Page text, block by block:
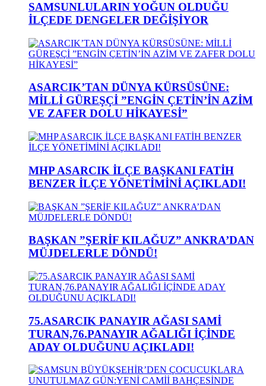
SAMSUNLULARIN YOĞUN OLDUĞU
İLÇEDE DENGELER DEĞİŞİYOR
ASARCIK’TAN DÜNYA KÜRSÜSÜNE:
MİLLİ GÜREŞÇİ ”ENGİN ÇETİN’İN AZİM
VE ZAFER DOLU HİKAYESİ”
MHP ASARCIK İLÇE BAŞKANI FATİH
BENZER İLÇE YÖNETİMİNİ AÇIKLADI!
BAŞKAN ”ŞERİF KILAĞUZ” ANKRA’DAN
MÜJDELERLE DÖNDÜ!
75.ASARCIK PANAYIR AĞASI SAMİ
TURAN,76.PANAYIR AĞALIĞI İÇİNDE
ADAY OLDUĞUNU AÇIKLADI!